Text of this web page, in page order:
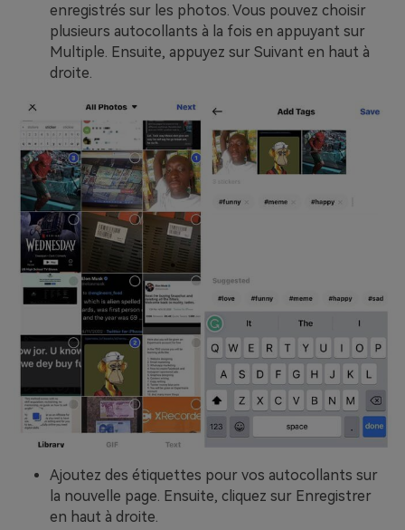
enregistrés sur les photos. Vous pouvez choisir
plusieurs autocollants à la fois en appuyant sur
Multiple. Ensuite, appuyez sur Suivant en haut à
droite.
Ajoutez des étiquettes pour vos autocollants sur
la nouvelle page. Ensuite, cliquez sur Enregistrer
en haut à droite.